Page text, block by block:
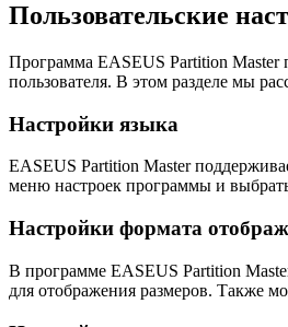
Пользовательские
Программа EASEUS Partition Master
пользователя. В этом разделе мы
Настройки языка
EASEUS Partition Master
меню настроек программы и
Настройки формата
В программе EASEUS Partition
для отображения размеров. Также